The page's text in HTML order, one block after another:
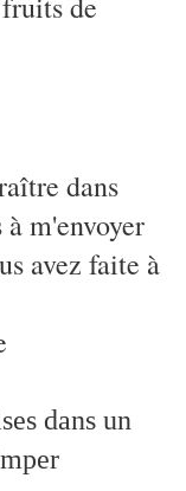
dans
m'envoyer
avez faite à
dans un